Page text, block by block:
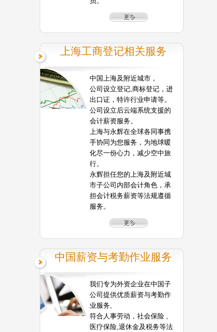
上海工商登记相关服务
中国上海及附近城市，
公司设立登记,商标登记，进
出口证，特许行业申请等。
公司设立后云端系统支援的
会计薪资服务。
上海与永辉在全球各同事携
手协同为您服务，为地球暖
化尽一份心力，减少空中旅
行。
永辉担任您的上海及附近城
市子公司内部会计角色，承
担会计税务薪资等法规遵循
服务。
中国薪资与考勤作业服务
我们专为外资企业在中国子
公司提供优质薪资与考勤作
业服务,
符合人事劳动，社会保险 ,
医疗保险,退休金及税务等法